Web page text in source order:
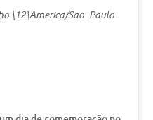
\12\America/Sao_Paulo